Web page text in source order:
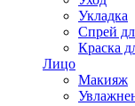
Укладка
Спрей
Краска
Лицо
Макияж